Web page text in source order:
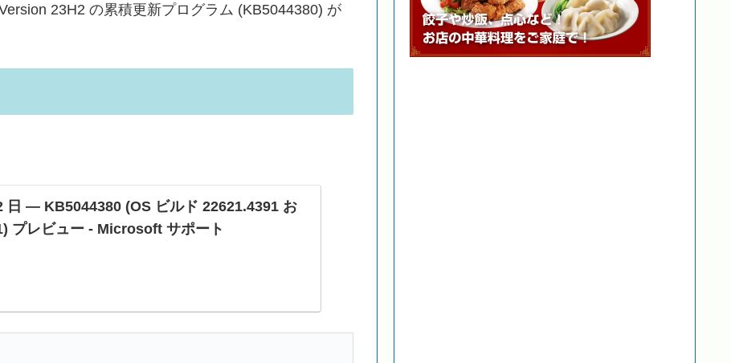
23H2 の累積更新プログラム (KB5044380) が
日 — KB5044380 (OS ビルド 22621.4391 お
プレビュー - Microsoft サポート